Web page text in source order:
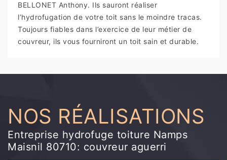
BELLONET Anthony. Ils sauront réaliser
l’hydrofugation de votre toit sans le moindre tracas.
Toujours fiables dans l’exercice de leur métier de
couvreur, ils vous fourniront un toit sain et durable.
NOS RÉALISATIONS
Entreprise hydrofuge toiture Namps
Maisnil 80710: couvreur aguerri